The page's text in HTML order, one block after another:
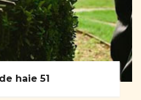
haie 51